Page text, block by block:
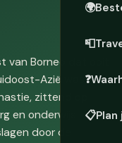
🌍
📮
❓
📋
van Borneo dat ooit
Azië was, nog
zittend op
en onderwijs
door de